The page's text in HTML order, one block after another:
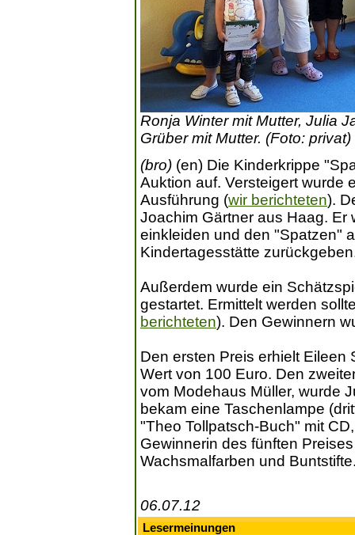
Ronja Winter mit Mutter, Julia
Grüber mit Mutter. (Foto: privat)
(bro) (en) Die Kinderkrippe
Auktion auf. Versteigert wurde
Ausführung (wir berichteten).
Joachim Gärtner aus Haag. Er
einkleiden und den "Spatzen"
Kindertagesstätte
Außerdem wurde ein
gestartet. Ermittelt werden
berichteten). Den Gewinnern
Den ersten Preis erhielt Eileen
Wert von 100 Euro. Den
vom Modehaus Müller, wurde
bekam eine Taschenlampe
"Theo Tollpatsch-Buch" mit
Gewinnerin des fünften
Wachsmalfarben und
06.07.12
Lesermeinungen